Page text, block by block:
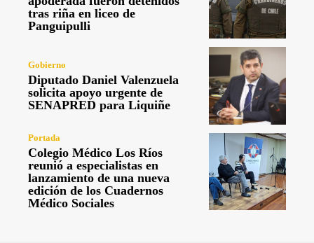
tras riña en liceo de
Panguipulli
Gobierno
Diputado Daniel Valenzuela
solicita apoyo urgente de
SENAPRED para Liquiñe
Portada
Colegio Médico Los Ríos
reunió a especialistas en
lanzamiento de una nueva
edición de los Cuadernos
Médico Sociales